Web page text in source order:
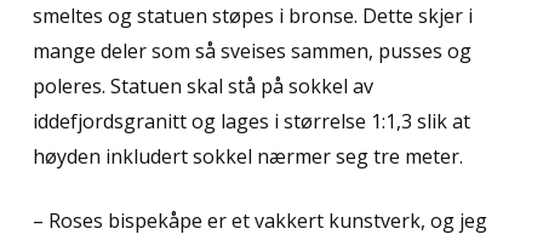
smeltes og statuen støpes i bronse. Dette skjer i
mange deler som så sveises sammen, pusses og
poleres. Statuen skal stå på sokkel av
iddefjordsgranitt og lages i størrelse 1:1,3 slik at
høyden inkludert sokkel nærmer seg tre meter.
– Roses bispekåpe er et vakkert kunstverk, og jeg